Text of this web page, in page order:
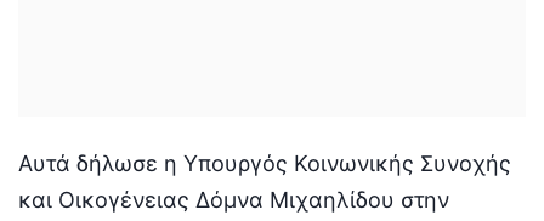
Αυτά δήλωσε η Υπουργός Κοινωνικής Συνοχής
και Οικογένειας Δόμνα Μιχαηλίδου στην